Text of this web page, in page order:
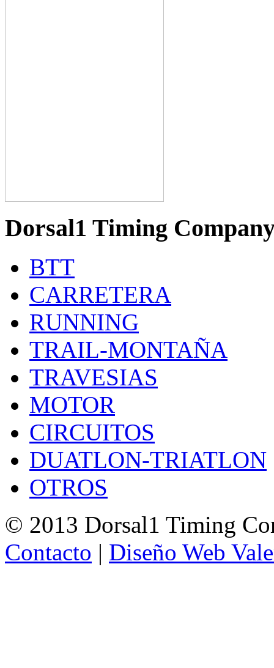
Dorsal1 Timing
BTT
CARRETERA
RUNNING
TRAIL-MONTAÑA
TRAVESIAS
MOTOR
CIRCUITOS
DUATLON-TRIATLON
OTROS
© 2013 Dorsal1 Timing
Contacto | Diseño Web